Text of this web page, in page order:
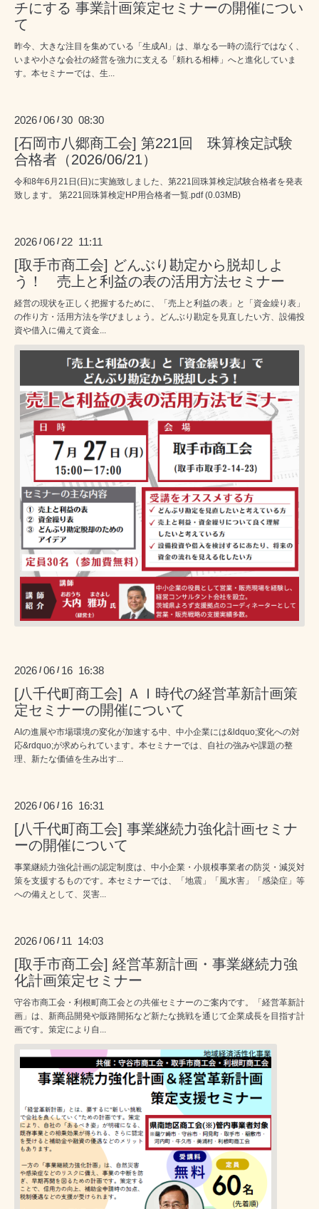
チにする 事業計画策定セミナーの開催につい
て
昨今、大きな注目を集めている「生成AI」は、単なる一時の流行ではなく、
いまや小さな会社の経営を強力に支える「頼れる相棒」へと進化していま
す。本セミナーでは、生...
2026 /06 /30 08:30
[石岡市八郷商工会] 第221回 珠算検定試験
合格者（2026/06/21）
令和8年6月21日(日)に実施致しました、第221回珠算検定試験合格者を発表
致します。 第221回珠算検定HP用合格者一覧.pdf (0.03MB)
2026 /06 / 22 11:11
[取手市商工会] どんぶり勘定から脱却しよ
う！ 売上と利益の表の活用方法セミナー
経営の現状を正しく把握するために、「売上と利益の表」と「資金繰り表」
の作り方・活用方法を学びましょう。どんぶり勘定を見直したい方、設備投
資や借入に備えて資金...
2026 /06 / 16 16:38
[八千代町商工会] ＡＩ時代の経営革新計画策
定セミナーの開催について
AIの進展や市場環境の変化が加速する中、中小企業には&ldquo;変化への対
応&rdquo;が求められています。本セミナーでは、自社の強みや課題の整
理、新たな価値を生み出す...
2026 /06 / 16 16:31
[八千代町商工会] 事業継続力強化計画セミナ
ーの開催について
事業継続力強化計画の認定制度は、中小企業・小規模事業者の防災・減災対
策を支援するものです。本セミナーでは、「地震」「風水害」「感染症」等
への備えとして、災害...
2026 /06 / 11 14:03
[取手市商工会] 経営革新計画・事業継続力強
化計画策定セミナー
守谷市商工会・利根町商工会との共催セミナーのご案内です。「経営革新計
画」は、新商品開発や販路開拓など新たな挑戦を通じて企業成長を目指す計
画です。策定により自...